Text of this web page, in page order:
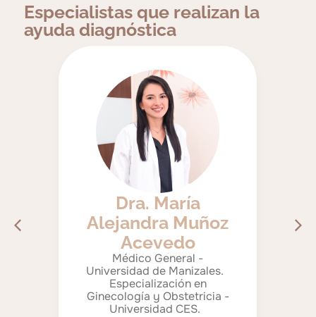
Especialistas que realizan la
ayuda diagnóstica
Dra. María
Alejandra Muñoz
Acevedo
Médico General -
Universidad de Manizales.
Especialización en
Ginecología y Obstetricia -
Universidad CES.